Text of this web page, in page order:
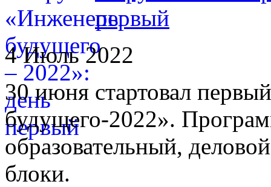
первый
4 Июль 2022
30 июня стартовал
будущего-2022».
образовательный,
блоки.